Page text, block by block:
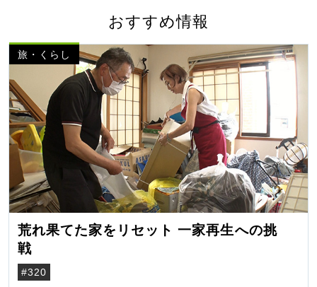
おすすめ情報
旅・くらし
荒れ果てた家をリセット 一家再生への挑
戦
#320